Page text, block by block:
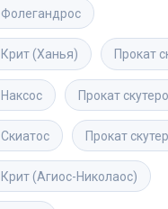
Фолегандрос
Крит (Ханья) Прокат
Наксос Прокат
Скиатос Прокат
Крит (Агиос-Николаос)